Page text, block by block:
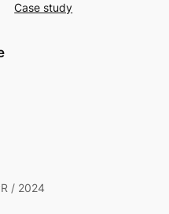
Case study
/ 2024